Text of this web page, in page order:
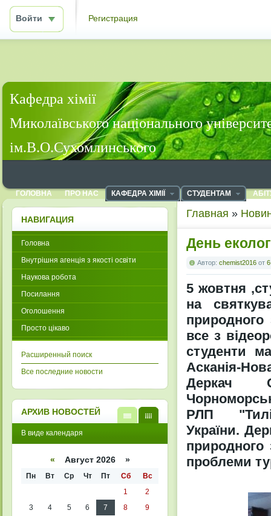
Войти Регистрация
Кафедра хімії
Миколаївського національного
ім.В.О.Сухомлинського
ГОЛОВНА ПРО НАС КАФЕДРА ХІМІЇ СТУДЕНТАМ
Главная »
День
Автор: chemist2016 от
5 жовтня
на
природного
все з
студенти
Асканія-
Деркач
РЛП
України.
проблеми
НАВИГАЦИЯ
Головна
Внутрішня агенція з якості освіти
Наукова робота
Посилання
Оголошення
Просто цікаво
Расширенный поиск
Все последние новости
АРХИВ НОВОСТЕЙ
кален
списк
В виде календаря
« Август 2026 »
Пн Вт Ср Чт Пт Сб
Вс
1
2
3
4 5 6 7 8
9